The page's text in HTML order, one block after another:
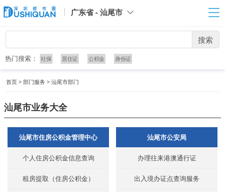
广东省 - 汕尾市
搜索
热门搜索： 社保 居住证 公积金 身份证
首页 > 部门服务 > 汕尾市部门
汕尾市业务大全
汕尾市住房公积金管理中心
个人住房公积金信息查询
租房提取（住房公积金）
汕尾市公安局
办理往来港澳通行证
出入境办证点查询服务